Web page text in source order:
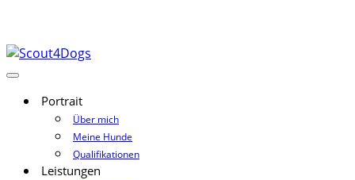
Portrait
Über mich
Meine Hunde
Qualifikationen
Leistungen